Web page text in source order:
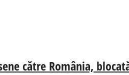
către România,